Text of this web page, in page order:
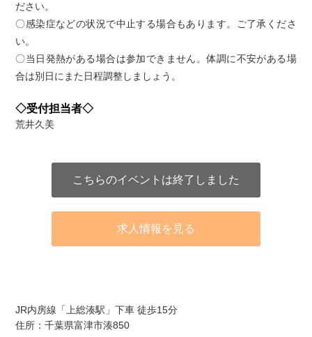
ださい。
〇感染症などの状況で中止する場合もあります。ご了承くださ
い。
〇当日発熱がある場合は参加できません。体調に不安がある場
合は別日にまた日程調整しましょう。
◇受付担当者◇
荒井久美
こちらのイベントは終了しました
求人情報を見る
JR内房線「上総湊駅」下車 徒歩15分
住所：千葉県富津市湊850